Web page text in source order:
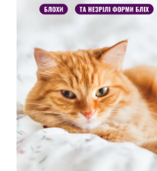
Шоколад
Печиво
Вафлі
Бісквіти
та
рулети
Круасани
та
рогалики
Пряники